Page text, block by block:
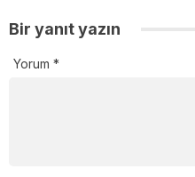
Bir yanıt yazın
Yorum *